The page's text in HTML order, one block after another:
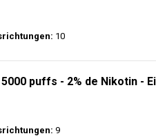
10
puffs - 2% de Nikotin -
9